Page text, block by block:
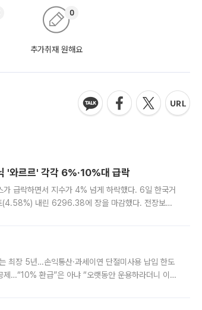
추가취재 원해요
0
'와르르' 각각 6%·10%대 급락
급락하면서 지수가 4% 넘게 하락했다. 6일 한국거
(4.58%) 내린 6296.38에 장을 마감했다. 전장보다
최장 5년…손익통산·과세이연 단절미사용 납입 한도
…“10% 환급”은 아냐 “오랫동안 운용하라더니 이제